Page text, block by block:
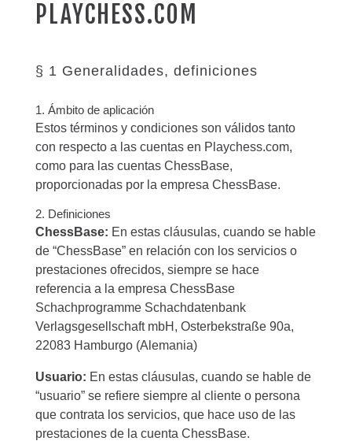
PLAYCHESS.COM
§ 1 Generalidades, definiciones
1. Ámbito de aplicación
Estos términos y condiciones son válidos tanto
con respecto a las cuentas en Playchess.com,
como para las cuentas ChessBase,
proporcionadas por la empresa ChessBase.
2. Definiciones
ChessBase: En estas cláusulas, cuando se hable
de “ChessBase” en relación con los servicios o
prestaciones ofrecidos, siempre se hace
referencia a la empresa ChessBase
Schachprogramme Schachdatenbank
Verlagsgesellschaft mbH, Osterbekstraße 90a,
22083 Hamburgo (Alemania)
Usuario: En estas cláusulas, cuando se hable de
“usuario” se refiere siempre al cliente o persona
que contrata los servicios, que hace uso de las
prestaciones de la cuenta ChessBase.